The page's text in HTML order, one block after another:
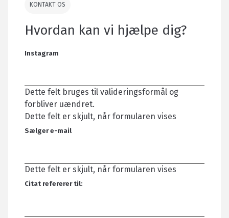
KONTAKT OS
Hvordan kan vi hjælpe dig?
Instagram
Dette felt bruges til valideringsformål og
forbliver uændret.
Dette felt er skjult, når formularen vises
Sælger e-mail
Dette felt er skjult, når formularen vises
Citat refererer til: